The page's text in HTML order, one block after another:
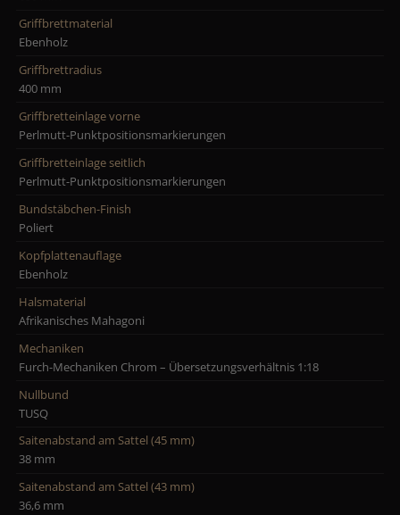
Griffbrettmaterial
Ebenholz
Griffbrettradius
400 mm
Griffbretteinlage vorne
Perlmutt-Punktpositionsmarkierungen
Griffbretteinlage seitlich
Perlmutt-Punktpositionsmarkierungen
Bundstäbchen-Finish
Poliert
Kopfplattenauflage
Ebenholz
Halsmaterial
Afrikanisches Mahagoni
Mechaniken
Furch-Mechaniken Chrom – Übersetzungsverhältnis 1:18
Nullbund
TUSQ
Saitenabstand am Sattel (45 mm)
38 mm
Saitenabstand am Sattel (43 mm)
36,6 mm